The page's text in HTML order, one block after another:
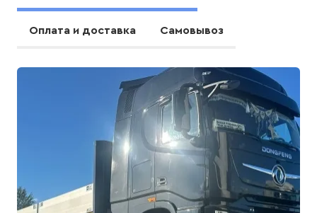
Оплата и доставка Самовывоз